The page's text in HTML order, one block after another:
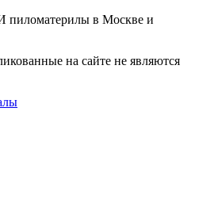
в Москве и
на сайте не являются